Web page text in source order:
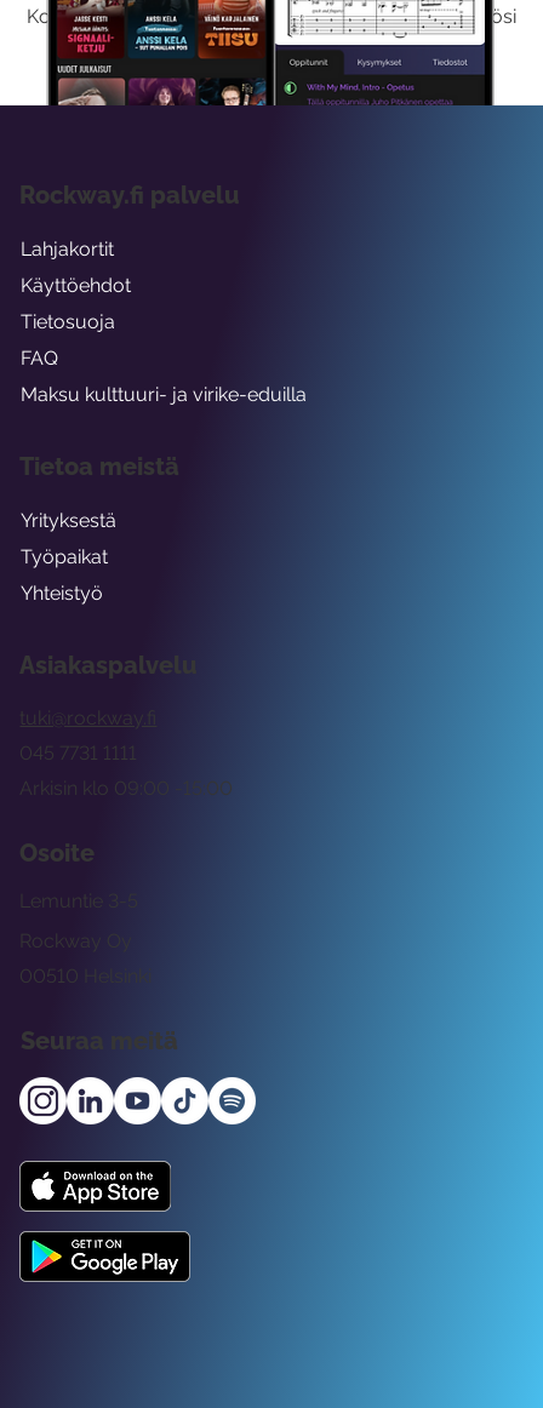
Kokeilemalla ilmaiseksi saat koko sisältömme käyttöösi
viikon ajaksi.
Asiakaspalvelu
tuki@rockway.fi
Arkisin klo 09:00 -15:00
045 7731 1111
Osoite
Rockway Oy
Lemuntie 3-5
00510 Helsinki
Seuraa meitä
Rockway.fi palvelu
Lahjakortit
Käyttöehdot
Tietosuoja
FAQ
Maksu kulttuuri- ja virike-eduilla
Tietoa meistä
Yrityksestä
Työpaikat
Yhteistyö